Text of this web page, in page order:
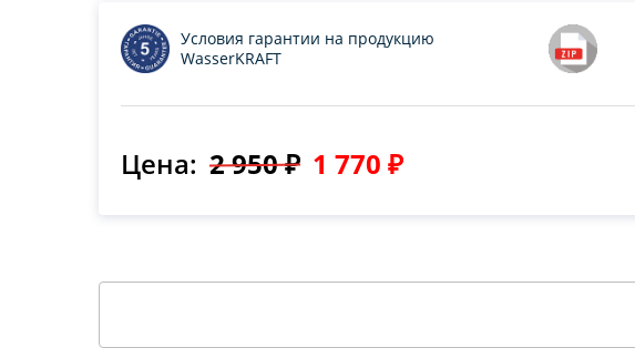
Условия гарантии на продукцию
WasserKRAFT
Цена: 2 950 ₽ 1 770 ₽